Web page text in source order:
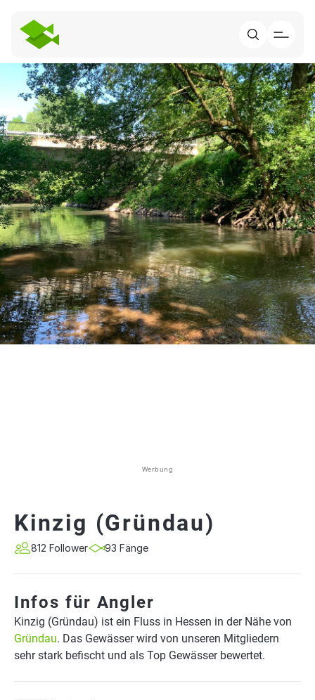
Werbung
Kinzig (Gründau)
812 Follower 93 Fänge
Infos für Angler
Kinzig (Gründau) ist ein Fluss in Hessen in der Nähe von
Gründau. Das Gewässer wird von unseren Mitgliedern
sehr stark befischt und als Top Gewässer bewertet.